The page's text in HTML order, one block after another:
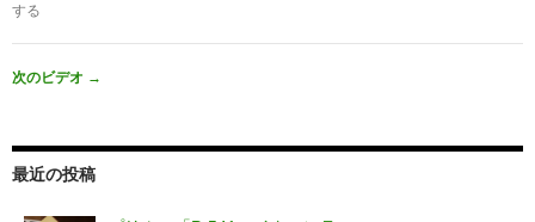
する
次のビデオ →
最近の投稿